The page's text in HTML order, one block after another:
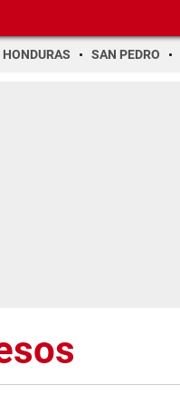
HONDURAS SAN PEDRO